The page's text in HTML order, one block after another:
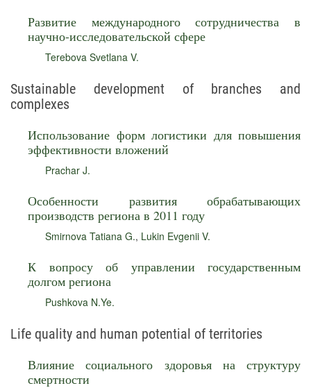
Развитие международного сотрудничества в
научно-исследовательской сфере
Terebova Svetlana V.
Sustainable development of branches and
complexes
Использование форм логистики для повышения
эффективности вложений
Prachar J.
Особенности развития обрабатывающих
производств региона в 2011 году
Smirnova Tatiana G., Lukin Evgenii V.
К вопросу об управлении государственным
долгом региона
Pushkova N.Ye.
Life quality and human potential of territories
Влияние социального здоровья на структуру
смертности